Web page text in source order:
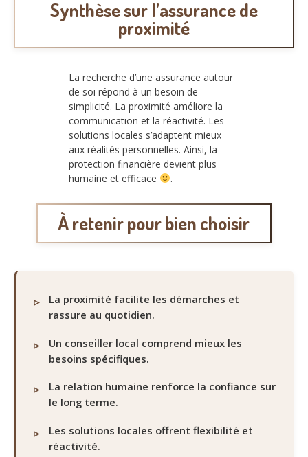
Synthèse sur l’assurance de
proximité
La recherche d’une assurance autour
de soi répond à un besoin de
simplicité. La proximité améliore la
communication et la réactivité. Les
solutions locales s’adaptent mieux
aux réalités personnelles. Ainsi, la
protection financière devient plus
humaine et efficace
.
À retenir pour bien choisir
La proximité facilite les démarches et
rassure au quotidien.
Un conseiller local comprend mieux les
besoins spécifiques.
La relation humaine renforce la confiance sur
le long terme.
Les solutions locales offrent flexibilité et
réactivité.